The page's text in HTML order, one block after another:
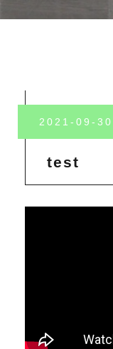
2021-09-30
test